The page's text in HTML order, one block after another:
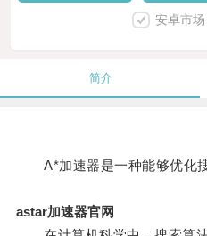
安卓市
简介
A*加速器是一种能够优化搜
astar加速器官网